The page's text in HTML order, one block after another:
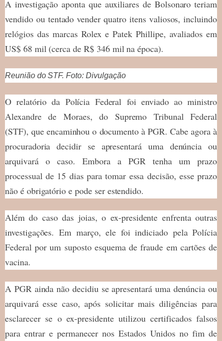
A investigação aponta que auxiliares de Bolsonaro teriam
vendido ou tentado vender quatro itens valiosos, incluindo
relógios das marcas Rolex e Patek Phillipe, avaliados em
US$ 68 mil (cerca de R$ 346 mil na época).
Reunião do STF. Foto: Divulgação
O relatório da Polícia Federal foi enviado ao ministro
Alexandre de Moraes, do Supremo Tribunal Federal
(STF), que encaminhou o documento à PGR. Cabe agora à
procuradoria decidir se apresentará uma denúncia ou
arquivará o caso. Embora a PGR tenha um prazo
processual de 15 dias para tomar essa decisão, esse prazo
não é obrigatório e pode ser estendido.
Além do caso das joias, o ex-presidente enfrenta outras
investigações. Em março, ele foi indiciado pela Polícia
Federal por um suposto esquema de fraude em cartões de
vacina.
A PGR ainda não decidiu se apresentará uma denúncia ou
arquivará esse caso, após solicitar mais diligências para
esclarecer se o ex-presidente utilizou certificados falsos
para entrar e permanecer nos Estados Unidos no fim de